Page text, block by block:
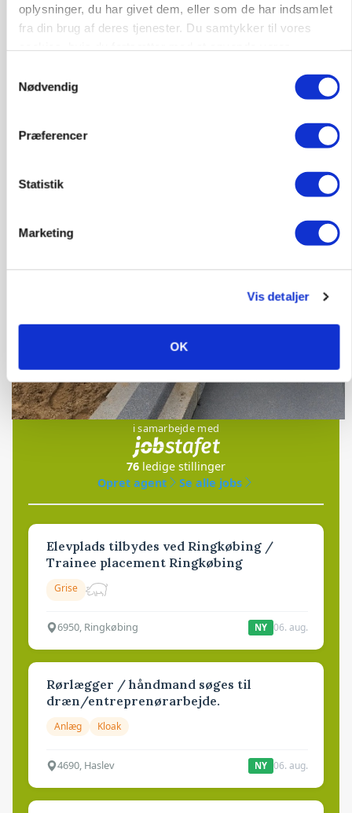
oplysninger, du har givet dem, eller som de har indsamlet
fra din brug af deres tjenester. Du samtykker til vores
Nødvendig
Præferencer
Statistik
Marketing
Vis detaljer
OK
økoproduktion
marked for biokul
Loading...
Jobs
i samarbejde med
76 ledige stillinger
Opret agent
Se alle jobs
Elevplads tilbydes ved Ringkøbing /
Trainee placement Ringkøbing
Grise
6950, Ringkøbing NY 06. aug.
Rørlægger / håndmand søges til
dræn/entreprenørarbejde.
Anlæg Kloak
4690, Haslev NY 06. aug.